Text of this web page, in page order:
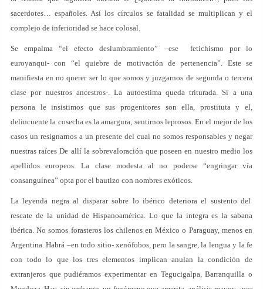
sacerdotes… españoles. Así los círculos se fatalidad se multiplican y el
complejo de inferioridad se hace colosal.
Se empalma “el efecto deslumbramiento” –ese fetichismo por lo
euroyanqui- con “el quiebre de motivación de pertenencia”. Este se
manifiesta en no querer ser lo que somos y juzgarnos de segunda o tercera
clase por nuestros ancestros-. La autoestima queda triturada. Si a una
persona le insistimos que sus progenitores son ella, prostituta y el,
delincuente la cosecha es la amargura, sentirnos leprosos. En el mejor de los
casos un resignarnos a un presente del cual no somos responsables y negar
nuestras raíces De allí la sobrevaloración que poseen en nuestro medio los
apellidos europeos. La clase modesta al no poderse “engringar vía
consanguínea” opta por el bautizo con nombres exóticos.
La leyenda negra al disparar sobre lo ibérico deteriora el sustento del
rescate de la unidad de Hispanoamérica. Lo que la integra es la sabana
ibérica. No somos forasteros los chilenos en México o Paraguay, menos en
Argentina. Habrá –en todo sitio- xenófobos, pero la sangre, la lengua y la fe
con todo lo que los tres elementos implican anulan la condición de
extranjeros que pudiéramos experimentar en Tegucigalpa, Barranquilla o